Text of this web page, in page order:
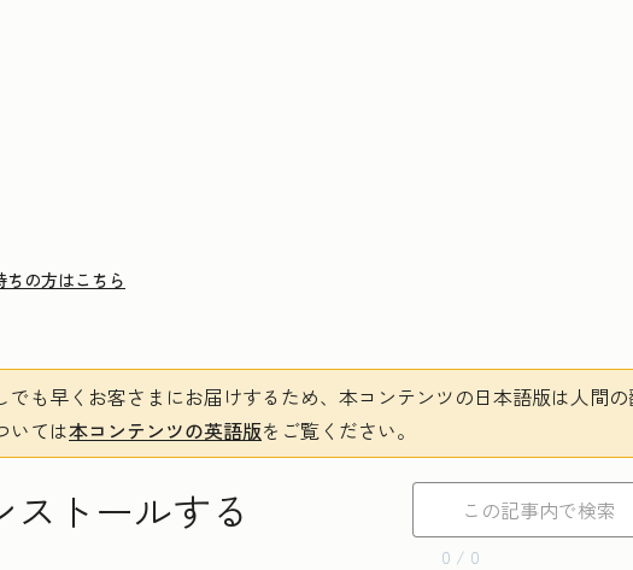
の方はこちら
でも早くお客さまにお届けするため、本コンテンツの日本語版は人間
いては本コンテンツの英語版をご覧ください。
トールする
0 / 0